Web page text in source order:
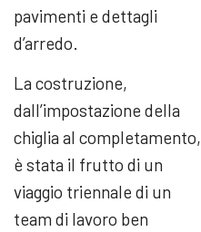
pavimenti e dettagli
d’arredo.
La costruzione,
dall’impostazione della
chiglia al completamento,
è stata il frutto di un
viaggio triennale di un
team di lavoro ben